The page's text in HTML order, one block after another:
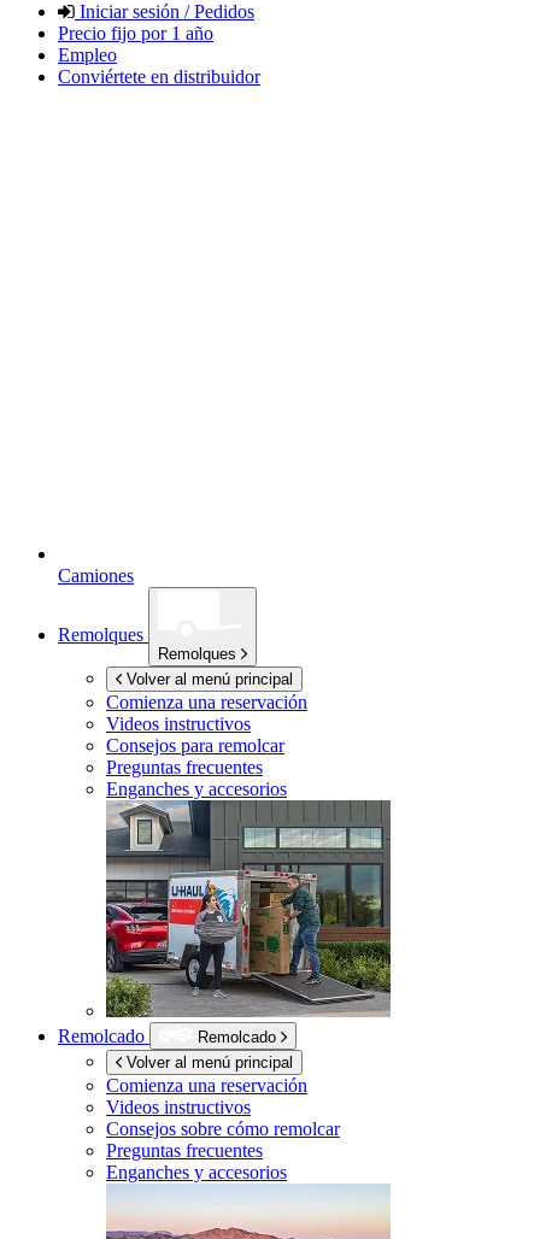
Iniciar sesión / Pedidos
Precio fijo por 1 año
Empleo
Conviértete en distribuidor
Camiones
Remolques
Remolques
Volver al menú principal
Comienza una reservación
Videos instructivos
Consejos para remolcar
Preguntas frecuentes
Enganches y accesorios
Remolcado
Remolcado
Volver al menú principal
Comienza una reservación
Videos instructivos
Consejos sobre cómo remolcar
Preguntas frecuentes
Enganches y accesorios